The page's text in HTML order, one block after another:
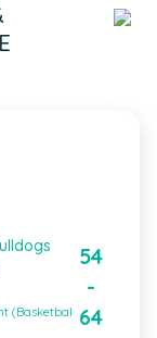
(Basketbal
54
-
64